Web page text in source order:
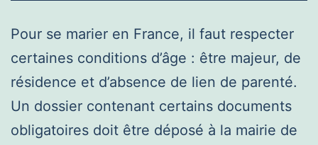
Pour se marier en France, il faut respecter
certaines conditions d’âge : être majeur, de
résidence et d’absence de lien de parenté.
Un dossier contenant certains documents
obligatoires doit être déposé à la mairie de